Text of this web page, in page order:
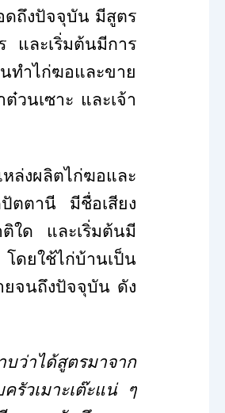
ดถึงปัจจุบัน มีสูตร
และเริ่มต้นมีการ
ทำไก่ฆอและขาย
วนเซาะ และเจ้า
ล่งผลิตไก่ฆอและ
ตตานี มีชื่อเสียง
ใด และเริ่มต้นมี
โดยใช้ไก่บ้านเป็น
จนถึงปัจจุบัน ดัง
บว่าได้สูตรมาจาก
วเมาะเต๊ะแน่ ๆ